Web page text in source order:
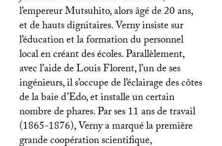
l’empereur Mutsuhito, alors âgé de 20 ans,
et de hauts dignitaires. Verny insiste sur
l’éducation et la formation du personnel
local en créant des écoles. Parallèlement,
avec l’aide de Louis Florent, l’un de ses
ingénieurs, il s’occupe de l’éclairage des côtes
de la baie d’Edo, et installe un certain
nombre de phares. Par ses 11 ans de travail
(1865-1876), Verny a marqué la première
grande coopération scientifique,